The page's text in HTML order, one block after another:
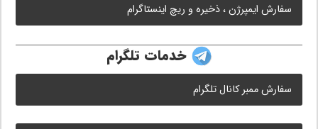
سفارش ایمپرژن ، ذخیره و ریچ اینستاگرام
خدمات تلگرام
سفارش ممبر کانال تلگرام